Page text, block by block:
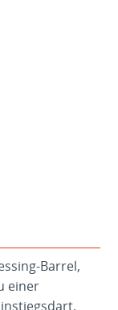
Barrel,
einer